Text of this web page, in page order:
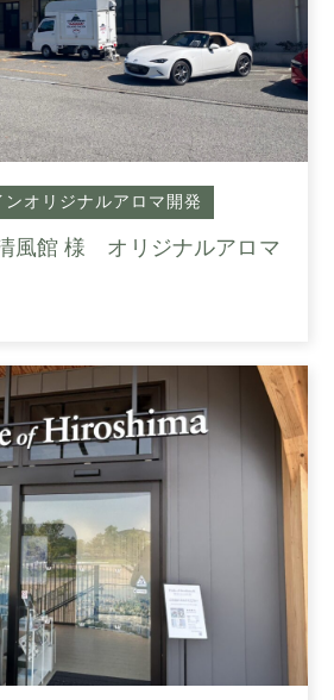
ン オリジナルアロマ開発
風館 様 オリジナルアロマ